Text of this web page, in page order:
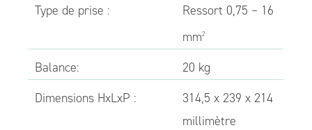
Type de prise :
Ressort 0,75 – 16
mm2
Balance:
20 kg
Dimensions HxLxP :
314,5 x 239 x 214
millimètre